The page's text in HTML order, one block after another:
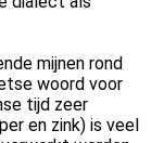
mijnen rond
woord voor
tijd zeer
en zink) is veel